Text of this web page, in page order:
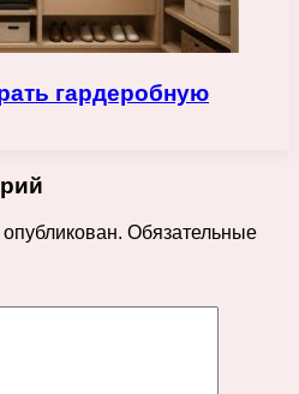
гардеробную
Обязательные